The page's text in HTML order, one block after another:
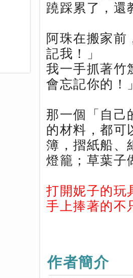
蹺踩累了，
阿珠在搬家前
記我！」
我一手抓著竹
會忘記你的
那一個「自己
的材料，都可
簿，摺紙船、
燈籠；草葉
打開妮子的玩
手上捧著的不
作者簡介